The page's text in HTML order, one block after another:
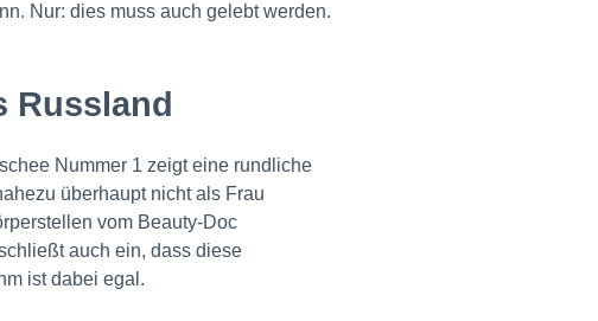
Nur: dies muss auch gelebt werden.
Russland
Nummer 1 zeigt eine rundliche
überhaupt nicht als Frau
vom Beauty-Doc
auch ein, dass diese
ist dabei egal.